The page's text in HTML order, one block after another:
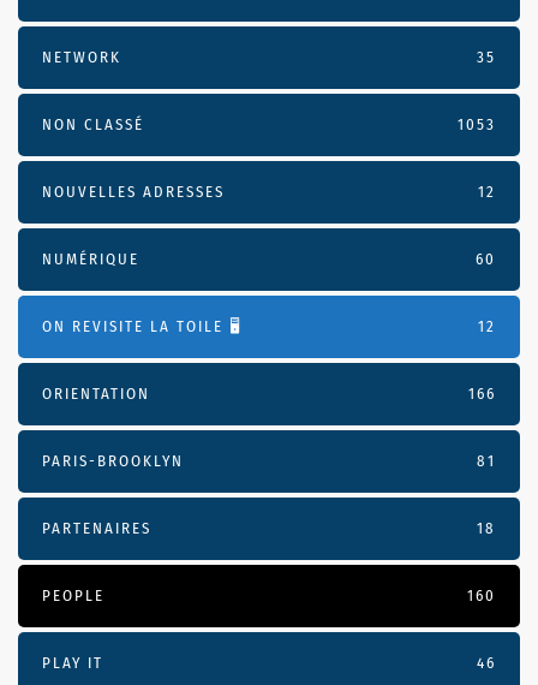
NETWORK 35
NON CLASSÉ 1053
NOUVELLES ADRESSES 12
NUMÉRIQUE 60
ON REVISITE LA TOILE 🖥️ 12
ORIENTATION 166
PARIS-BROOKLYN 81
PARTENAIRES 18
PEOPLE 160
PLAY IT 46